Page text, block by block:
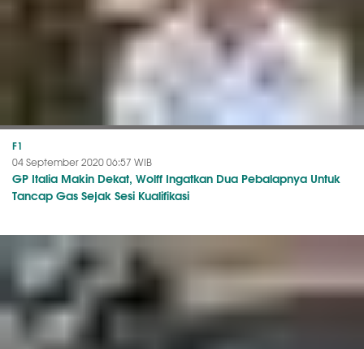
F1
04 September 2020 06:57 WIB
GP Italia Makin Dekat, Wolff Ingatkan Dua Pebalapnya Untuk
Tancap Gas Sejak Sesi Kualifikasi